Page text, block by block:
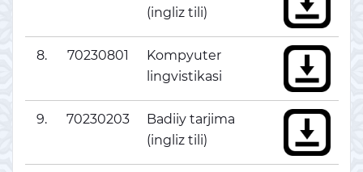
(ingliz tili)
8. 70230801
Kompyuter
lingvistikasi
9. 70230203
Badiiy tarjima
(ingliz tili)